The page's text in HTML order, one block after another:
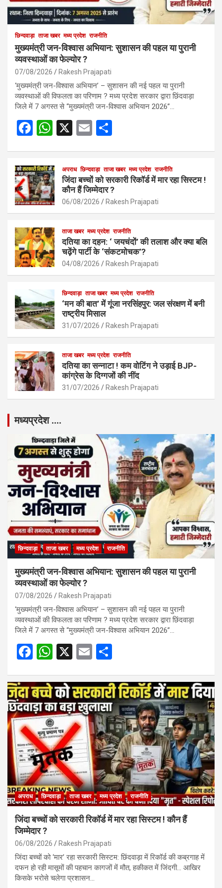
छिन्दवाड़ा ताजा खबर मध्य प्रदेश राजनीति
मुख्यमंत्री जन-विश्वास अभियान: सुशासन की पहल या पुरानी
व्यवस्थाओं का फेल्योर ?
07/08/2026 Rakesh Prajapati
‘मुख्यमंत्री जन-विश्वास अभियान’ – सुशासन की नई पहल या पुरानी
व्यवस्थाओं की विफलता का परिणाम ? मध्य प्रदेश सरकार द्वारा छिंदवाड़ा
जिले में 7 अगस्त से “मुख्यमंत्री जन-विश्वास अभियान 2026”…
F
b
o
o
k
W
s
A
p
p
X
E
e
अपराध छिन्दवाड़ा ताजा खबर मध्य प्रदेश राजनीति
जिंदा बच्चों को सरकारी रिकॉर्ड में मार रहा सिस्टम !
कौन हैं जिम्मेदार ?
06/08/2026 Rakesh Prajapati
ताजा खबर मध्य प्रदेश राजनीति
दतिया का दहन: ‘ जयचंदों’ की तलाश और क्या बलि
चढ़ेंगे पार्टी के ‘संकटमोचक’?
04/08/2026 Rakesh Prajapati
छिन्दवाड़ा ताजा खबर मध्य प्रदेश राजनीति
‘मन की बात’ में गूंजा नरसिंहपुर: जल संरक्षण में बनी
राष्ट्रीय मिसाल
31/07/2026 Rakesh Prajapati
ताजा खबर मध्य प्रदेश राजनीति
दतिया का सन्नाटा ! कम वोटिंग ने उड़ाई BJP-
कांग्रेस के दिग्गजों की नींद
31/07/2026 Rakesh Prajapati
मध्यप्रदेश ….
छिन्दवाड़ा ताजा खबर मध्य प्रदेश राजनीति
मुख्यमंत्री जन-विश्वास अभियान: सुशासन की पहल या पुरानी
व्यवस्थाओं का फेल्योर ?
07/08/2026 Rakesh Prajapati
‘मुख्यमंत्री जन-विश्वास अभियान’ – सुशासन की नई पहल या पुरानी
व्यवस्थाओं की विफलता का परिणाम ? मध्य प्रदेश सरकार द्वारा छिंदवाड़ा
जिले में 7 अगस्त से “मुख्यमंत्री जन-विश्वास अभियान 2026”…
F
ce
b
o
o
k
W
at
s
A
p
p
X
E
ail ar
e
अपराध छिन्दवाड़ा ताजा खबर मध्य प्रदेश राजनीति
जिंदा बच्चों को सरकारी रिकॉर्ड में मार रहा सिस्टम ! कौन हैं
जिम्मेदार ?
06/08/2026 Rakesh Prajapati
जिंदा बच्चों को ‘मार’ रहा सरकारी सिस्टम: छिंदवाड़ा में रिकॉर्ड की कब्रगाह में
दफन हो रही मासूमों की पहचान कागजों में मौत, हकीकत में जिंदगी… आखिर
किसके भरोसे चलेगा प्रशासन…